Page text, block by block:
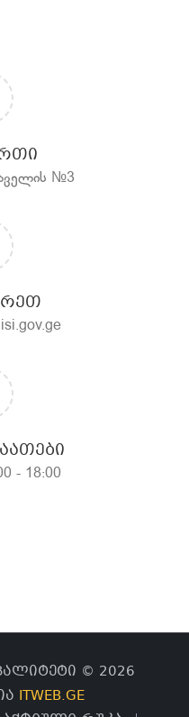
№3
- 18:00
© 2026
ITWEB.GE